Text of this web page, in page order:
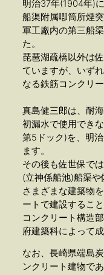
明治37年(1904年)
船渠附属喞筒所煙
軍工廠内の第三船
た。
琵琶湖疏橋以外は
ていますが、いず
なる鉄筋コンクリー
真島健三郎は、耐
初漏水で使用でき
第5ドック)を、明
ます。
その後も佐世保で
(立神係船池)船渠や
さまざまな建築物
ートで建設するこ
コンクリート構造
府建築科によって
なお、長崎県端島
ンクリート建物で